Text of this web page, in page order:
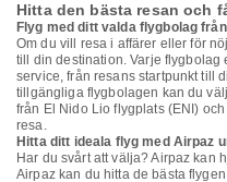
Hitta den bästa resan och
Flyg med ditt valda flygbolag
Om du vill resa i affärer eller för
till din destination. Varje flygbolag
service, från resans startpunkt till
tillgängliga flygbolagen kan du
från El Nido Lio flygplats (ENI)
resa.
Hitta ditt ideala flyg med Airpaz
Har du svårt att välja? Airpaz kan
Airpaz kan du hitta de bästa